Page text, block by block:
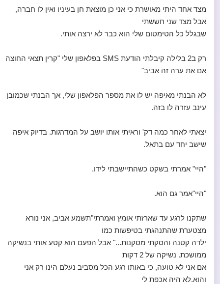
מצד אחד היתי מאושרת כי אני כן מוצאת חן בעיניו ואין לו חברה,
אבל מצד שני חששתי
שבגלל כל הטימטום שלי הוא כבר לא ירצה אותי.
רק ב2 בלילה קיבלתי הודעת SMS בפלאפון שלי "קרין תצאי החוצה
אם את ערה זה אביב"
לא הבנתי מאיפה יש לו את מספר הפלאפון שלי, אך הבנתי שכמובן
עינב עזרה לו בזה.
יצאתי לאחר כמה דק' וראיתי אותו יושב על המדרגות. בדיוק איפה
שישב יחד עם בתאל.
"היי" אמרתי בשקט כשהתיישבתי לידו.
"היי"אמר גם הוא.
שתקנו לרגע עד שארזתי אומץ ואמרתי"תשמע אביב, אני נורא
מצטערת שהתנהגתי בטיפשות כמו
ילדה קטנה והסקתי מסקנות..." אבל הפעם הוא קטע אותי בנשיקה
ממושכת. נשיקה של 2 דקות
אם אני לא טועה, כי באותו רגע הכל מסביב נעלם הינו רק אני
והוא.לא היה אכפת לי